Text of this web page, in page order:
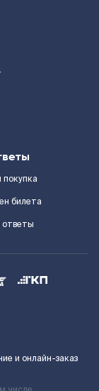
билета
ответы
и онлайн-заказ